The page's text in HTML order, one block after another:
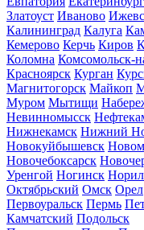
Златоуст Иваново
Калининград Калуга
Кемерово Керчь Киров
Коломна Комсомольск-
Красноярск Курган
Магнитогорск Майкоп
Муром Мытищи
Невинномысск
Нижнекамск Нижний
Новокуйбышевск
Новочебоксарск
Уренгой Ногинск
Октябрьский Омск Орел
Первоуральск Пермь
Камчатский Подольск